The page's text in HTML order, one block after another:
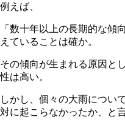
例えば、
「数十年以上の長期的な傾
えていることは確か。
その傾向が生まれる原因と
性は高い。
しかし、個々の大雨につい
対に起こらなかったか、と